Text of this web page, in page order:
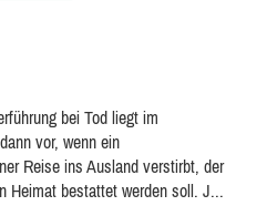
bei Tod liegt im
vor, wenn ein
Reise ins Ausland verstirbt, der
Heimat bestattet werden soll. J...